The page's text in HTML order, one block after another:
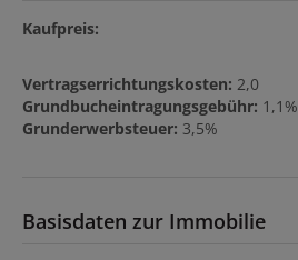
Kaufpreis:
Vertragserrichtungskosten: 2,0
Grundbucheintragungsgebühr: 1,1%
Grunderwerbsteuer: 3,5%
Basisdaten zur Immobilie